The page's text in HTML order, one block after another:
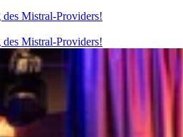
Mistral-Providers!
Mistral-Providers!